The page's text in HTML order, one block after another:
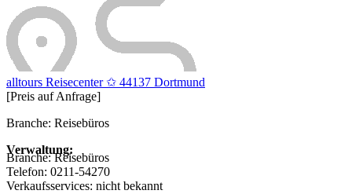
alltours Reisecenter ✩ 44137 Dortmund
[Preis auf Anfrage]
Branche: Reisebüros
Verwaltung:
Branche:Reisebüros
Telefon: 0211-54270
Verkaufsservices: nicht bekannt